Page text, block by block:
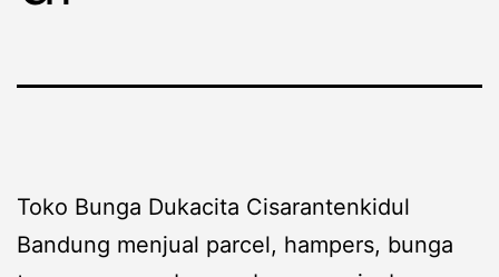
Toko Bunga Dukacita Cisarantenkidul
Bandung menjual parcel, hampers, bunga